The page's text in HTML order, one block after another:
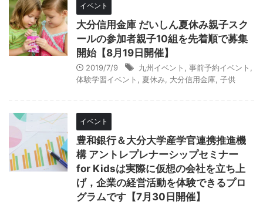
イベント
大分信用金庫 だいしん夏休み親子スク
ールの参加者親子10組を先着順で募集
開始【8月19日開催】
2019/7/9 九州イベント 事前予約イベント
体験学習イベント
夏休み 大分信用金庫 子供
イベント
豊和銀行＆大分大学産学官連携推進機
構 アントレプレナーシップセミナー
for Kidsは実際に仮想の会社を立ち上
げ，企業の経営活動を体験できるプロ
グラムです【7月30日開催】